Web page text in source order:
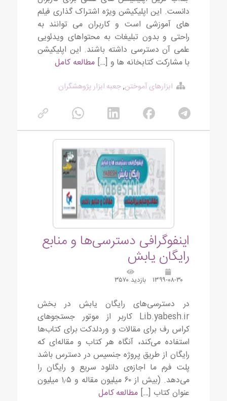
دانست. این اپلیکیشن ویژه اشتراک گذاری فیلم
های آموزشی است و کاربران می توانند به
راحتی و بدون تبلیغات به محتواهای ویدئویی
علمی آن دسترسی داشته باشند. این اپلیکیشن
با مشارکت کتابخانه ها و […]مطالعه کامل
ابزارهای آموختن,جعبه ابزار پژوهشگران
اینفوگرافی دسترسی‌ها و منابع
رایگان یابش
۱۳۹۹-۰۸-۳۰ بازدید ۳۵۷۰
در دسترسی‌های رایگان یابش در بخش
Lib.yabesh.ir کاربر از موتور جستجوهای
کراس رف برای مقالات و وردلدکت برای کتاب‌ها
استفاده می‌کند، آنگاه هر کتاب و مقاله‌ای که
رایگان از طریق پروژه جنسیس در دسترس باشد
پلت فرم ما اجازه‌ی دانلود سریع و رایگان را
می‌دهد. (بیش از ۶۰ میلیون مقاله و ۱٫۵ میلیون
عنوان کتاب […] مطالعه کامل